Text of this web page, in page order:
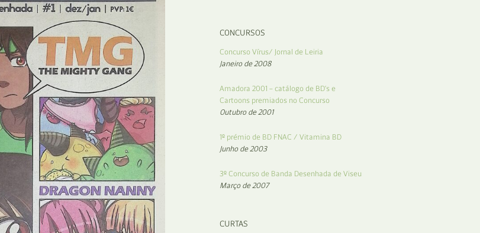
Concursos
Curtas
Edição Digital
Edição Portuguesa
Exposições e Eventos
Fanzines
Festivais e Salões
Formação
CONCURSOS
Concurso Vírus/ Jornal de Leiria
Janeiro de 2008
Amadora 2001 – catálogo de BD’s e
Cartoons premiados no Concurso
Outubro de 2001
1º prémio de BD FNAC / Vitamina BD
Junho de 2003
3º Concurso de Banda Desenhada de Viseu
Março de 2007
CURTAS